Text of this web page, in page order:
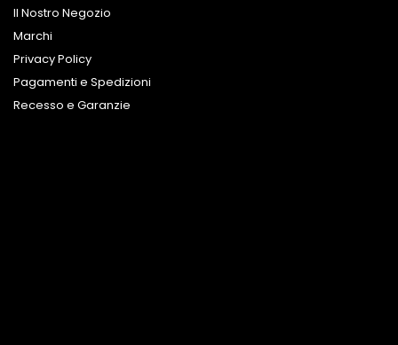
Il Nostro Negozio
Marchi
Privacy Policy
Pagamenti e Spedizioni
Recesso e Garanzie